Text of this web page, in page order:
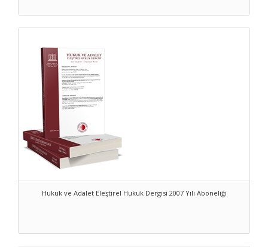
Hukuk ve Adalet Eleştirel Hukuk Dergisi 2007 Yılı Aboneliği